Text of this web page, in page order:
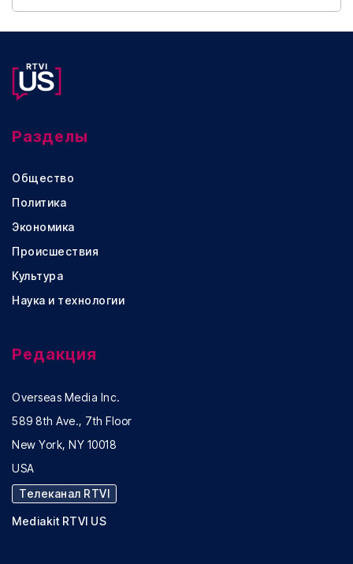
Разделы
Общество
Политика
Экономика
Происшествия
Культура
Наука и технологии
Редакция
Overseas Media Inc.
589 8th Ave., 7th Floor
New York, NY 10018
USA
Телеканал RTVI
Mediakit RTVI US